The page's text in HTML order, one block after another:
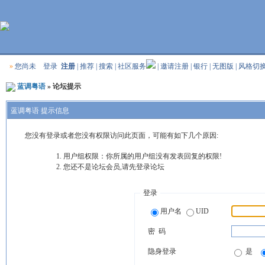
»您尚未 登录 注册| 推荐| 搜索| 社区服务 | 邀请注册| 银行 无图版 风格切
蓝调粤语» 论坛提示
蓝调粤语 提示信息
您没有登录或者您没有权限访问此页面，可能有如下几个原因:
用户组权限：你所属的用户组没有发表回复的权限!
您还不是论坛会员,请先登录论坛
登录
用户名 UID
密 码
隐身登录 是